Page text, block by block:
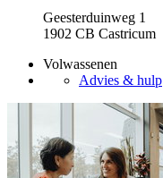
Geesterduinweg 1
1902 CB Castricum
Volwassenen
Advies & hulp